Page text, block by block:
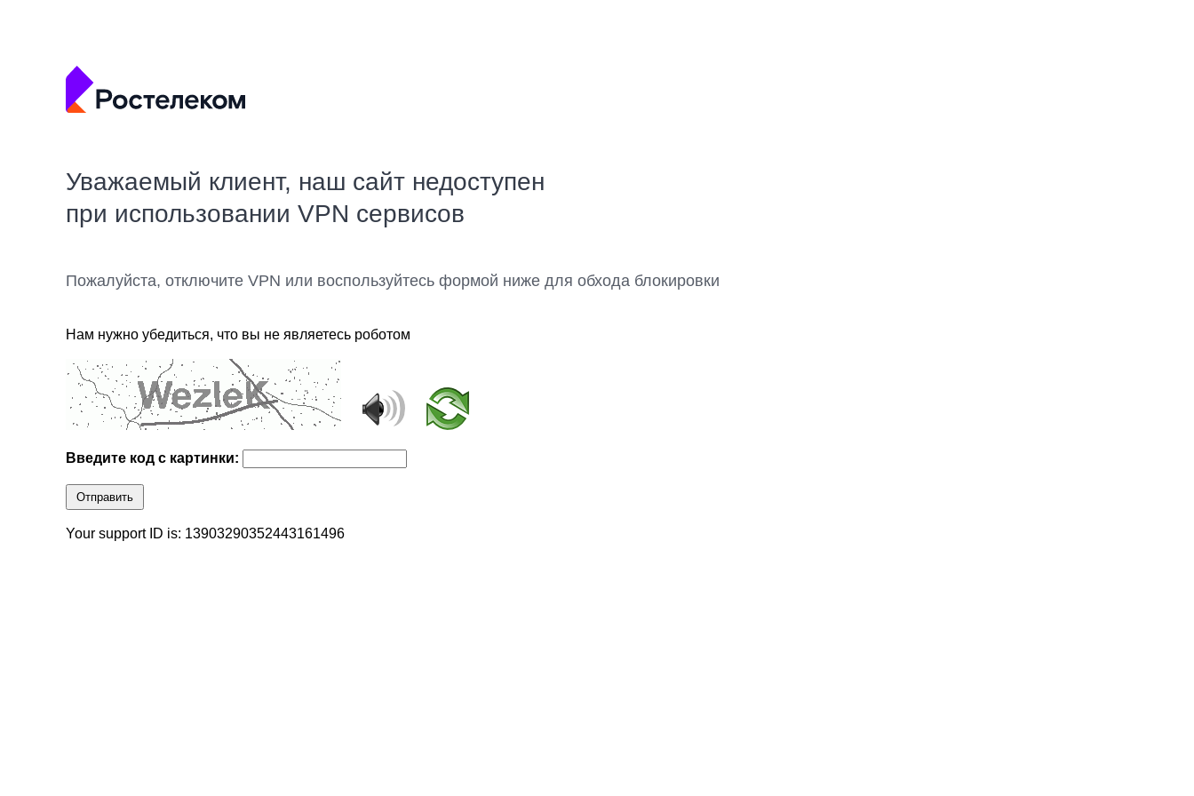
Уважаемый клиент, наш сайт недоступен
при использовании VPN сервисов
Пожалуйста, отключите VPN или воспользуйтесь формой ниже для обхода блокировки
Нам нужно убедиться, что вы не являетесь роботом
Введите код с картинки:
Отправить
Your support ID is: 13903290352443161496